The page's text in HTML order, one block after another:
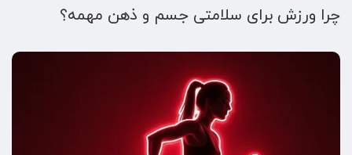
چرا ورزش برای سلامتی جسم و ذهن مهمه؟